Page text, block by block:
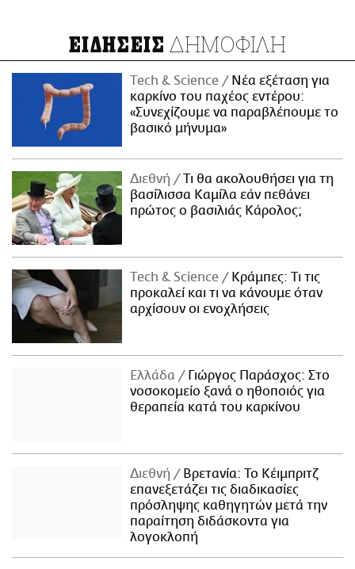
ΕΙΔΗΣΕΙΣ ΔΗΜΟΦΙΛΗ
Τech & Science
Νέα εξέταση για
καρκίνο του παχέος εντέρου:
«Συνεχίζουμε να παραβλέπουμε το
βασικό μήνυμα»
Διεθνή
Τι θα ακολουθήσει για τη
βασίλισσα Καμίλα εάν πεθάνει
πρώτος ο βασιλιάς Κάρολος;
Τech & Science
Κράμπες: Τι τις
προκαλεί και τι να κάνουμε όταν
αρχίσουν οι ενοχλήσεις
Ελλάδα
Γιώργος Παράσχος: Στο
νοσοκομείο ξανά ο ηθοποιός για
θεραπεία κατά του καρκίνου
Διεθνή
Βρετανία: Το Κέιμπριτζ
επανεξετάζει τις διαδικασίες
πρόσληψης καθηγητών μετά την
παραίτηση διδάσκοντα για
λογοκλοπή